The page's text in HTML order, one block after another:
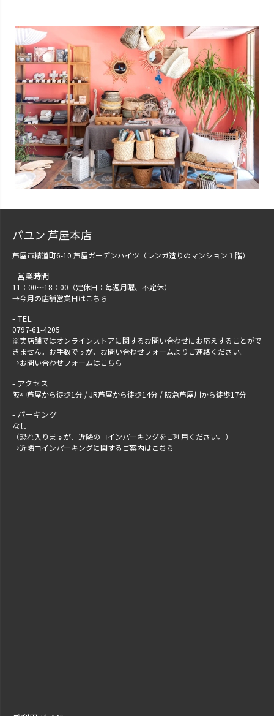
パユン 芦屋本店
芦屋市精道町6-10 芦屋ガーデンハイツ（レンガ造りのマンション１階）
営業時間
11：00～18：00（定休日：毎週月曜、不定休）
→今月の店舗営業日はこちら
TEL
0797-61-4205
※実店舗ではオンラインストアに関するお問い合わせにお応えすることがで
きません。お手数ですが、 お問い合わせフォームよりご連絡ください。
→お問い合わせフォームはこちら
アクセス
阪神芦屋から徒歩1分 / JR芦屋から徒歩14分 / 阪急芦屋川から徒歩17分
パーキング
なし
（恐れ入りますが、近隣のコインパーキングをご利用ください。）
→近隣コインパーキングに関するご案内はこちら